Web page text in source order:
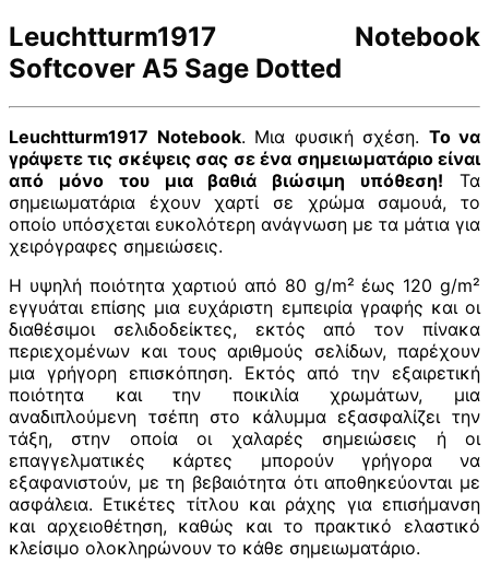
Leuchtturm1917 Notebook
Softcover A5 Sage Dotted
Leuchtturm1917 Notebook. Μια φυσική σχέση. Το να
γράψετε τις σκέψεις σας σε ένα σημειωματάριο είναι
από μόνο του μια βαθιά βιώσιμη υπόθεση! Τα
σημειωματάρια έχουν χαρτί σε χρώμα σαμουά, το
οποίο υπόσχεται ευκολότερη ανάγνωση με τα μάτια για
χειρόγραφες σημειώσεις.
Η υψηλή ποιότητα χαρτιού από 80 g/m² έως 120 g/m²
εγγυάται επίσης μια ευχάριστη εμπειρία γραφής και οι
διαθέσιμοι σελιδοδείκτες, εκτός από τον πίνακα
περιεχομένων και τους αριθμούς σελίδων, παρέχουν
μια γρήγορη επισκόπηση. Εκτός από την εξαιρετική
ποιότητα και την ποικιλία χρωμάτων, μια
αναδιπλούμενη τσέπη στο κάλυμμα εξασφαλίζει την
τάξη, στην οποία οι χαλαρές σημειώσεις ή οι
επαγγελματικές κάρτες μπορούν γρήγορα να
εξαφανιστούν, με τη βεβαιότητα ότι αποθηκεύονται με
ασφάλεια. Ετικέτες τίτλου και ράχης για επισήμανση
και αρχειοθέτηση, καθώς και το πρακτικό ελαστικό
κλείσιμο ολοκληρώνουν το κάθε σημειωματάριο.